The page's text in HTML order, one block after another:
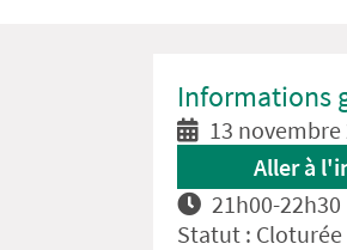
Informations
13 novembre
Aller à
21h00-22h30
Statut : Cloturée